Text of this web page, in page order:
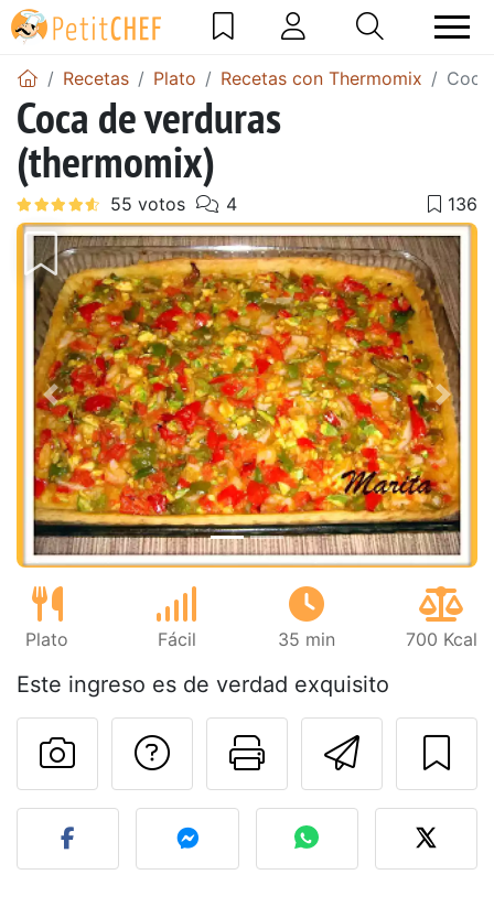
Recetas Plato Recetas con Thermomix
Coca de verduras
(thermomix)
Anterior
Plato Fácil 35 min 700 Kcal
Este ingreso es de verdad exquisito
Imprimir
Preguntar al autor
Publicar la foto de esta